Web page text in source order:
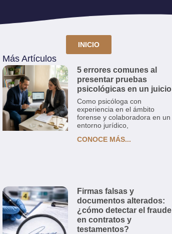
INICIO
Más Artículos
5 errores comunes al
presentar pruebas
psicológicas en un juicio
Como psicóloga con
experiencia en el ámbito
forense y colaboradora en un
entorno jurídico,
CONOCE MÁS...
Firmas falsas y
documentos alterados:
¿cómo detectar el fraude
en contratos y
testamentos?